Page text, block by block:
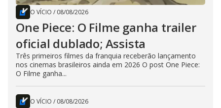
O VÍCIO / 08/08/2026
One Piece: O Filme ganha trailer
oficial dublado; Assista
Três primeiros filmes da franquia receberão lançamento
nos cinemas brasileiros ainda em 2026 O post One Piece:
O Filme ganha...
O VÍCIO / 08/08/2026